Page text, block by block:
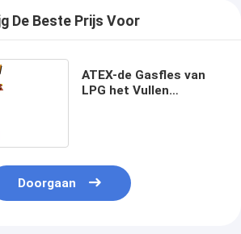
De Beste Prijs Voor
ATEX-de Gasfles van
LPG het Vullen
Doorgaan